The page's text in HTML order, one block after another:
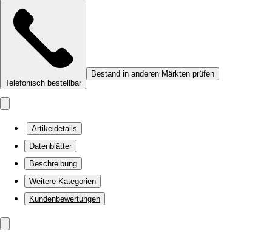
Telefonisch bestellbar
Bestand in anderen Märkten prüfen
Artikeldetails
Datenblätter
Beschreibung
Weitere Kategorien
Kundenbewertungen